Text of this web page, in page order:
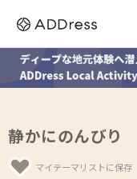
静かにのんびり
マイテーマリストに保存